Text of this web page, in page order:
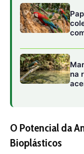
na
O Potencial da
Bioplásticos